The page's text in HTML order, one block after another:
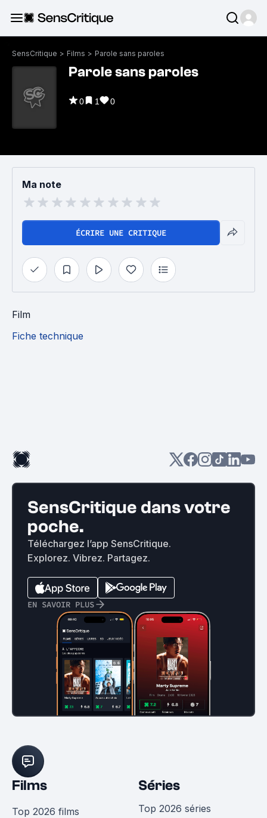
SensCritique > Films > Parole sans paroles
Parole sans paroles
0 1 0
Ma note
ÉCRIRE UNE CRITIQUE
Film
Fiche technique
SensCritique dans votre
poche.
Téléchargez l’app SensCritique.
Explorez. Vibrez. Partagez.
EN SAVOIR PLUS
Films
Top 2026 films
Séries
Top 2026 séries